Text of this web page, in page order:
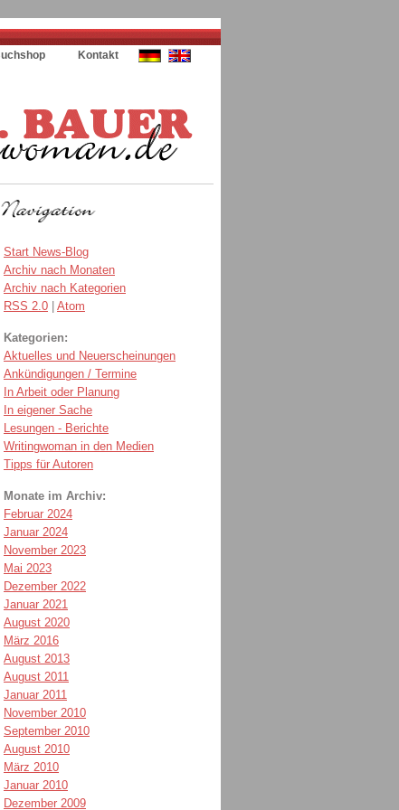
Kontakt
Start News-Blog
Archiv nach Monaten
Archiv nach Kategorien
RSS 2.0 | Atom
Kategorien:
Aktuelles und Neuerscheinungen
Ankündigungen / Termine
In Arbeit oder Planung
In eigener Sache
Lesungen - Berichte
Writingwoman in den Medien
Tipps für Autoren
Monate im Archiv:
Februar 2024
Januar 2024
November 2023
Mai 2023
Dezember 2022
Januar 2021
August 2020
März 2016
August 2013
August 2011
Januar 2011
November 2010
September 2010
August 2010
März 2010
Januar 2010
Dezember 2009